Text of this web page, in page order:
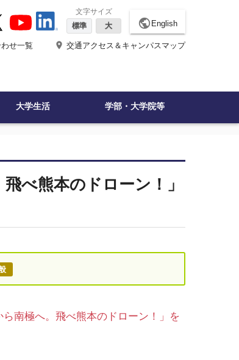
文字サイズ
標準
大 public English
せ一覧 place 交通アクセス＆キャンパスマップ
大学生活 学部・大学院等
べ熊本のドローン！」
南極へ。飛べ熊本のドローン！」を